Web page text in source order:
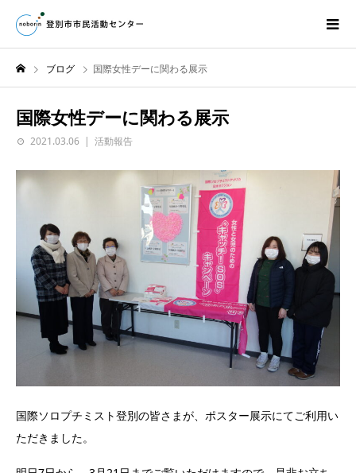
ブログ 国際女性デーに関わる展示
国際女性デーに関わる展示
2021.03.06 活動報告
国際ソロプチミスト登別の皆さまが、ポスター展示にてご利用い
ただきました。